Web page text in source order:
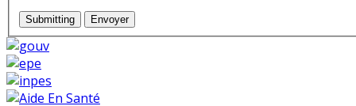
Submitting Envoyer